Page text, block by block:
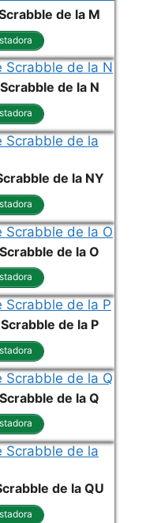
de la M
de la N
de la NY
de la O
de la P
de la Q
de la QU